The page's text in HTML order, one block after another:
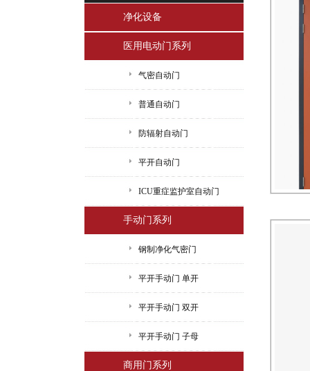
净化设备
医用电动门系列
气密自动门
普通自动门
防辐射自动门
平开自动门
ICU重症监护室自动门
手动门系列
钢制净化气密门
平开手动门 单开
平开手动门 双开
平开手动门 子母
商用门系列